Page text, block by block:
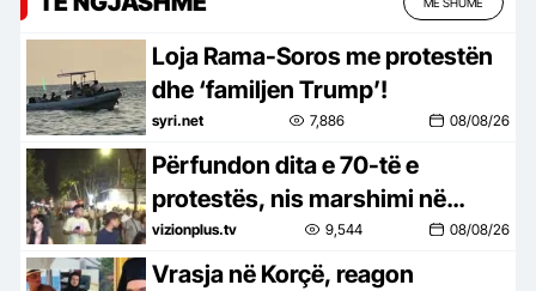
Loja Rama-Soros me protestën
dhe ‘familjen Trump’!
syri.net 7,886 08/08/26
Përfundon dita e 70-të e
protestës, nis marshimi në
rrugë
vizionplus.tv 9,544 08/08/26
Vrasja në Korçë, reagon